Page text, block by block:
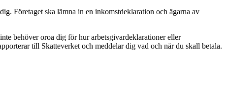
Företaget ska lämna in en inkomstdeklaration och ägarna av
behöver oroa dig för hur arbetsgivardeklarationer eller
till Skatteverket och meddelar dig vad och när du skall betala.